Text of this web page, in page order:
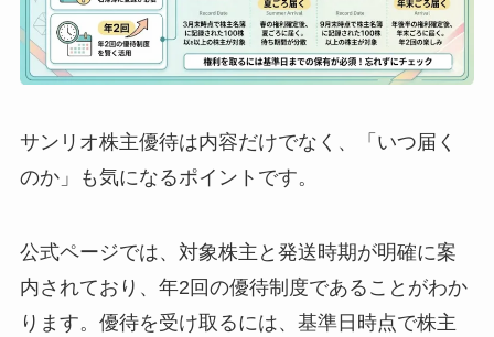
サンリオ株主優待は内容だけでなく、「いつ届く
のか」も気になるポイントです。
公式ページでは、対象株主と発送時期が明確に案
内されており、年2回の優待制度であることがわか
ります。優待を受け取るには、基準日時点で株主